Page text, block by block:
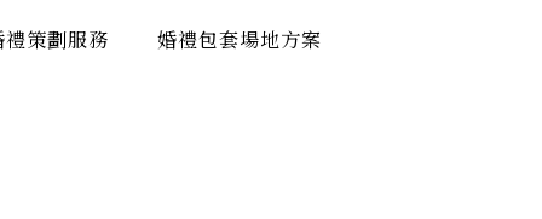
禮策劃服務 婚禮包套場地方案